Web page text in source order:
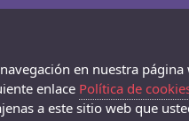
en nuestra
enlace Política de
a este sitio web que